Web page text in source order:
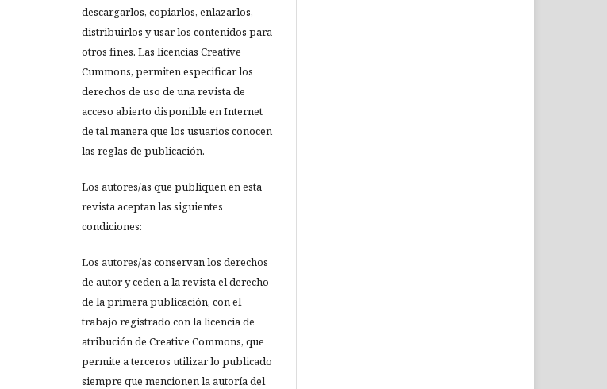
descargarlos, copiarlos, enlazarlos,
distribuirlos y usar los contenidos para
otros fines. Las licencias Creative
Cummons, permiten especificar los
derechos de uso de una revista de
acceso abierto disponible en Internet
de tal manera que los usuarios conocen
las reglas de publicación.
Los autores/as que publiquen en esta
revista aceptan las siguientes
condiciones:
Los autores/as conservan los derechos
de autor y ceden a la revista el derecho
de la primera publicación, con el
trabajo registrado con la licencia de
atribución de Creative Commons, que
permite a terceros utilizar lo publicado
siempre que mencionen la autoría del